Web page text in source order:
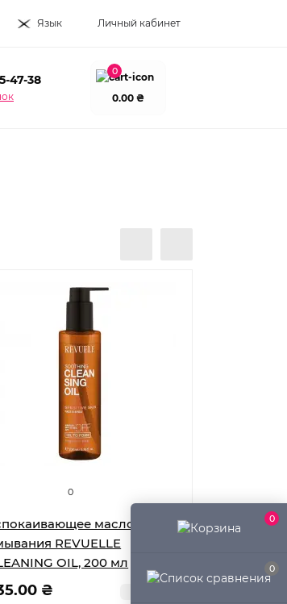
0
0
Язык Личный кабинет
47-38
0
0.00 ₴
0
масло для
REVUELLE
OIL, 200 мл
₴